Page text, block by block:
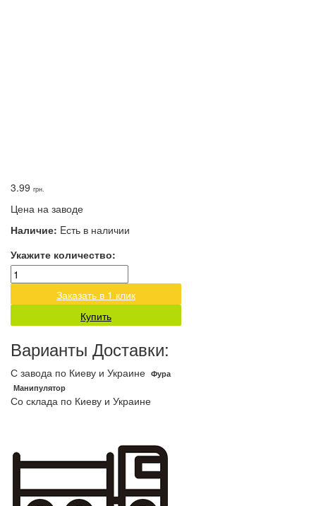
3.99 грн.
Цена на заводе
Наличие: Eсть в наличии
Укажите количество:
Заказать в 1 клик
Купить
Варианты Доставки:
С завода по Киеву и Украине Фура
Манипулятор
Со склада по Киеву и Украине